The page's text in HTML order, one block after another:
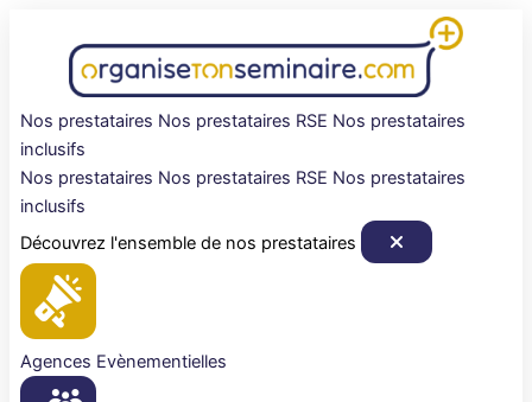
Nos prestataires Nos prestataires RSE Nos prestataires
inclusifs
Nos prestataires Nos prestataires RSE Nos prestataires
inclusifs
Découvrez l'ensemble de nos prestataires
Agences Evènementielles